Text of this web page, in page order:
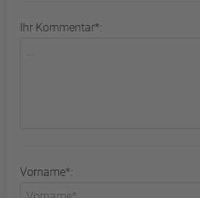
Ihr Kommentar*:
Vorname*: